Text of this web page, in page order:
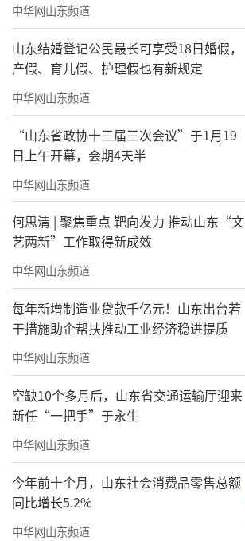
中华网山东频道
山东结婚登记公民最长可享受18日婚假，
产假、育儿假、护理假也有新规定
中华网山东频道
“山东省政协十三届三次会议”于1月19
日上午开幕，会期4天半
中华网山东频道
何思清 | 聚焦重点 靶向发力 推动山东“文
艺两新”工作取得新成效
中华网山东频道
每年新增制造业贷款千亿元！山东出台若
干措施助企帮扶推动工业经济稳进提质
中华网山东频道
空缺10个多月后，山东省交通运输厅迎来
新任“一把手”于永生
中华网山东频道
今年前十个月，山东社会消费品零售总额
同比增长5.2%
中华网山东频道